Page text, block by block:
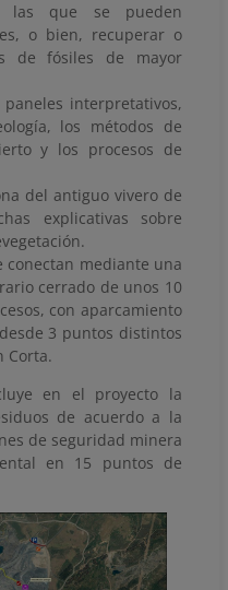
las que se pueden
o bien, recuperar o
de fósiles de mayor
interpretativos,
los métodos de
y los procesos de
del antiguo vivero de
explicativas sobre
conectan mediante una
cerrado de unos 10
con aparcamiento
3 puntos distintos
Corta.
en el proyecto la
de acuerdo a la
de seguridad minera
en 15 puntos de